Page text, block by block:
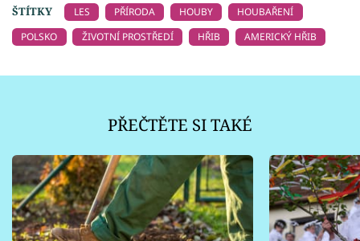
ŠTÍTKY
LES PŘÍRODA HOUBY
HOUBAŘENÍ
POLSKO
ŽIVOTNÍ PROSTŘEDÍ HŘIB AMERICKÝ HŘIB
PŘEČTĚTE SI TAKÉ